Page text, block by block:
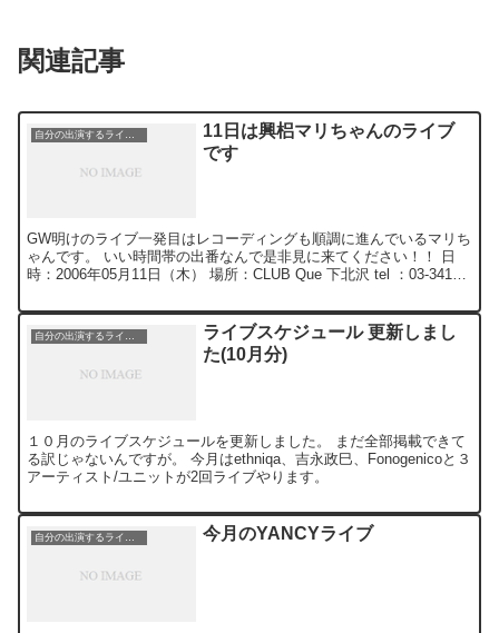
関連記事
11日は興梠マリちゃんのライブ
です
GW明けのライブ一発目はレコーディングも順調に進んでいるマリち
ゃんです。 いい時間帯の出番なんで是非見に来てください！！ 日
時：2006年05月11日（木） 場所：CLUB Que 下北沢 tel ：03-3412-
ライブスケジュール 更新しまし
た(10月分)
１０月のライブスケジュールを更新しました。 まだ全部掲載できて
る訳じゃないんですが。 今月はethniqa、吉永政巳、Fonogenicoと３
アーティスト/ユニットが2回ライブやります。
今月のYANCYライブ